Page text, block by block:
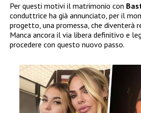
Per questi motivi il matrimonio con
conduttrice ha già annunciato, per il
progetto, una promessa, che diventerà
Manca ancora il via libera definitivo e
procedere con questo nuovo passo.